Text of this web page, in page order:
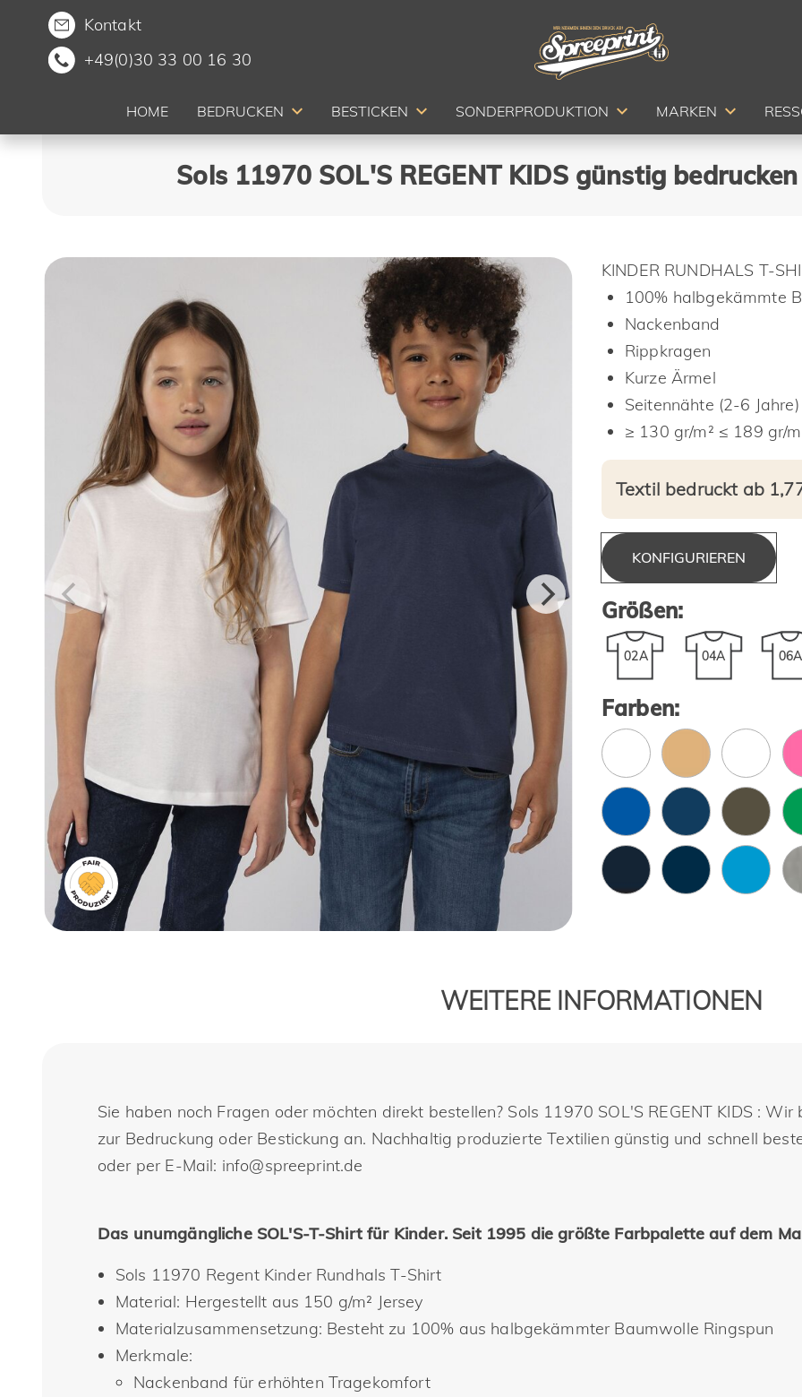
Kontakt
+49(0)30 33 00 16 30
HOME BEDRUCKEN BESTICKEN SONDERPRODUKTION MARKEN
Sols 11970 SOL'S REGENT KIDS günstig
KINDER RUNDHALS T-
100% halbgekämmte
Nackenband
Rippkragen
Kurze Ärmel
Seitennähte (2-6
≥ 130 gr/m² ≤ 189 gr/
Textil bedruckt ab
KONFIGURIEREN
Größen:
02A 04A 06A
Farben:
WEITERE INFORMATIONEN
Sie haben noch Fragen oder möchten direkt bestellen? Sols 11970 SOL'S REGENT KIDS :
zur Bedruckung oder Bestickung an. Nachhaltig produzierte Textilien günstig und schnell
oder per E-Mail: info@spreeprint.de
Das unumgängliche SOL'S-T-Shirt für Kinder. Seit 1995 die größte Farbpalette auf dem
Sols 11970 Regent Kinder Rundhals T-Shirt
Material: Hergestellt aus 150 g/m² Jersey
Materialzusammensetzung: Besteht zu 100% aus halbgekämmter Baumwolle Ringspun
Merkmale:
Nackenband für erhöhten Tragekomfort